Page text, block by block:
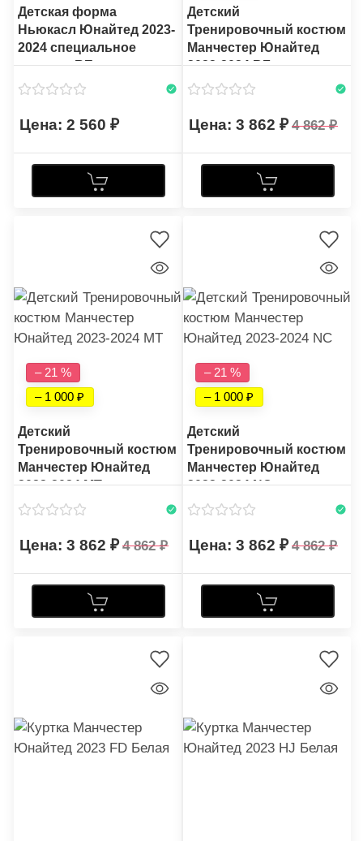
Детская форма
Ньюкасл Юнайтед 2023-
2024 специальное
издание RE
2 560
Детский
Тренировочный костюм
Манчестер Юнайтед
2023-2024 BF
3 862 4 862
– 21 %
– 1 000
Детский
Тренировочный костюм
Манчестер Юнайтед
2023-2024 MT
3 862 4 862
– 21 %
– 1 000
Детский
Тренировочный костюм
Манчестер Юнайтед
2023-2024 NC
3 862 4 862